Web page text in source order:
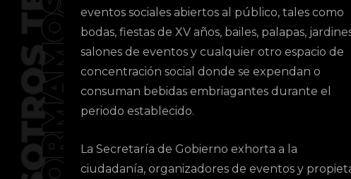
eventos sociales abiertos al público, tales como
bodas, fiestas de XV años, bailes, palapas,
salones de eventos y cualquier otro espacio de
concentración social donde se expendan o
consuman bebidas embriagantes durante el
periodo establecido.
La Secretaría de Gobierno exhorta a la
ciudadanía, organizadores de eventos y